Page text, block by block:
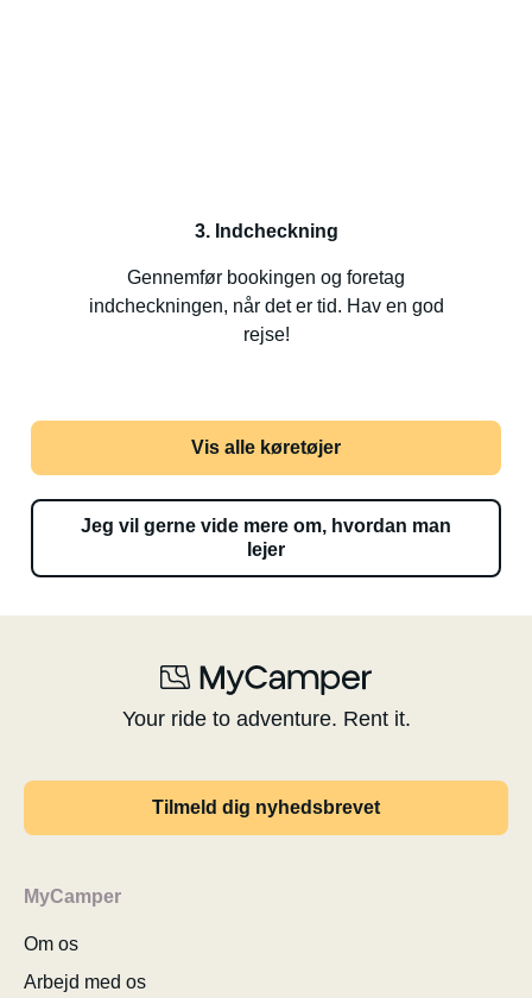
3. Indcheckning
Gennemfør bookingen og foretag
indcheckningen, når det er tid. Hav en god
rejse!
Vis alle køretøjer
Jeg vil gerne vide mere om, hvordan man
lejer
Your ride to adventure. Rent it.
Tilmeld dig nyhedsbrevet
MyCamper
Om os
Arbejd med os